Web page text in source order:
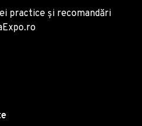
practice și recomandări